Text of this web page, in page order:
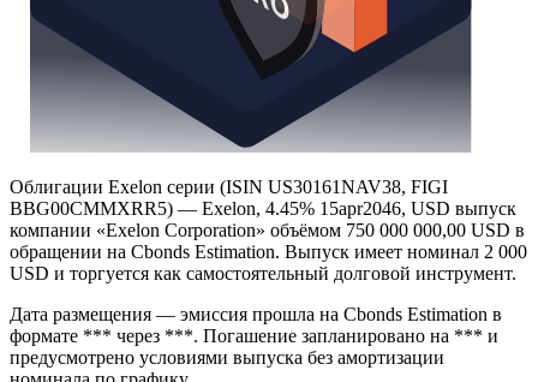
Облигации Exelon серии (ISIN US30161NAV38, FIGI
BBG00CMMXRR5) — Exelon, 4.45% 15apr2046, USD выпуск
компании «Exelon Corporation» объёмом 750 000 000,00 USD в
обращении на Cbonds Estimation. Выпуск имеет номинал 2 000
USD и торгуется как самостоятельный долговой инструмент.
Дата размещения — эмиссия прошла на Cbonds Estimation в
формате *** через ***. Погашение запланировано на *** и
предусмотрено условиями выпуска без амортизации